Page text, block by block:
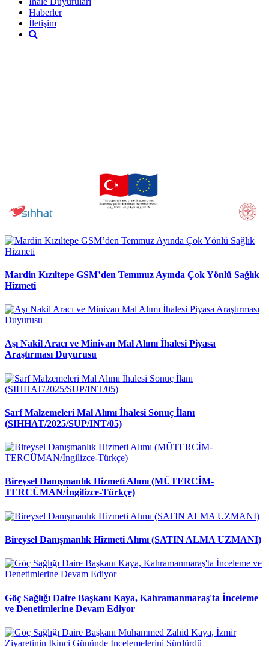
Haberler
İletişim
Mardin Kızıltepe GSM’den Temmuz Ayında Çok Yönlü Sağlık
Hizmeti
Aşı Nakil Aracı ve Minivan Mal Alımı İhalesi Piyasa
Araştırması Duyurusu
Sarf Malzemeleri Mal Alımı İhalesi Sonuç İlanı
(SIHHAT/2025/SUP/INT/05)
Bireysel Danışmanlık Hizmeti Alımı (MÜTERCİM-
TERCÜMAN/İngilizce-Türkçe)
Bireysel Danışmanlık Hizmeti Alımı (SATIN ALMA UZMANI)
Göç Sağlığı Daire Başkanı Kaya, Kahramanmaraş'ta İnceleme
ve Denetimlerine Devam Ediyor